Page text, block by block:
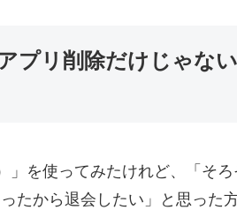
プリ削除だけじゃな
」を使ってみたけれど、「そ
たから退会したい」と思った